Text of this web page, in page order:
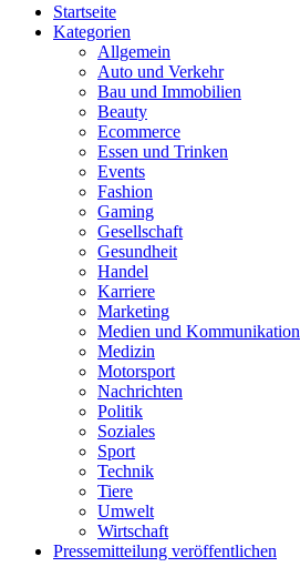
Startseite
Kategorien
Allgemein
Auto und Verkehr
Bau und Immobilien
Beauty
Ecommerce
Essen und Trinken
Events
Fashion
Gaming
Gesellschaft
Gesundheit
Handel
Karriere
Marketing
Medien und Kommunikation
Medizin
Motorsport
Nachrichten
Politik
Soziales
Sport
Technik
Tiere
Umwelt
Wirtschaft
Pressemitteilung veröffentlichen